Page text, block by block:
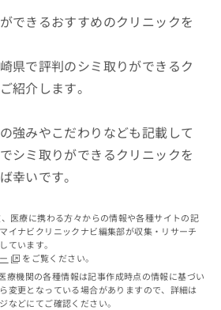
できるおすすめのクリニックを
県で評判のシミ取りができるク
紹介します。
強みやこだわりなども記載して
シミ取りができるクリニックを
幸いです。
医療に携わる方々からの情報や各種サイトの記
イナビクリニックナビ編集部が収集・リサーチ
ています。
をご覧ください。
療機関の各種情報は記事作成時点の情報に基づい
変更となっている場合がありますので、詳細は
などにてご確認ください。